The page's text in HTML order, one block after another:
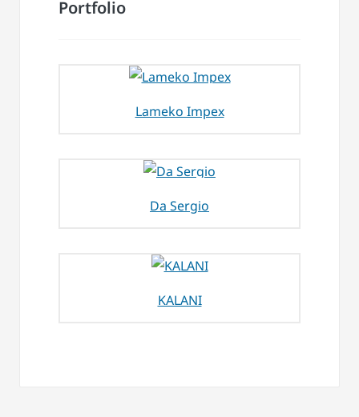
Portfolio
Lameko Impex
Da Sergio
KALANI